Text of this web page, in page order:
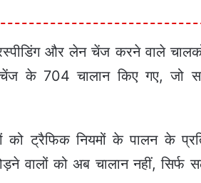
और लेन चेंज करने वाले
के 704 चालान किए गए, जो
को ट्रैफिक नियमों के पालन के
वालों को अब चालान नहीं, सिर्फ